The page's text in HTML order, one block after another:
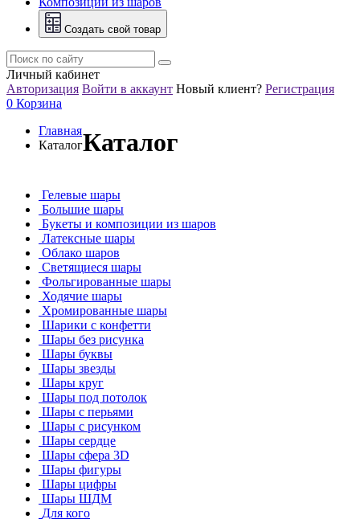
Создать свой товар
Личный кабинет
Авторизация Войти в аккаунт Новый клиент? Регистрация
0 Корзина
Главная
КаталогКаталог
Гелевые шары
Большие шары
Букеты и композиции из шаров
Латексные шары
Облако шаров
Светящиеся шары
Фольгированные шары
Ходячие шары
Хромированные шары
Шарики с конфетти
Шары без рисунка
Шары буквы
Шары звезды
Шары круг
Шары под потолок
Шары с перьями
Шары с рисунком
Шары сердце
Шары сфера 3D
Шары фигуры
Шары цифры
Шары ШДМ
Для кого